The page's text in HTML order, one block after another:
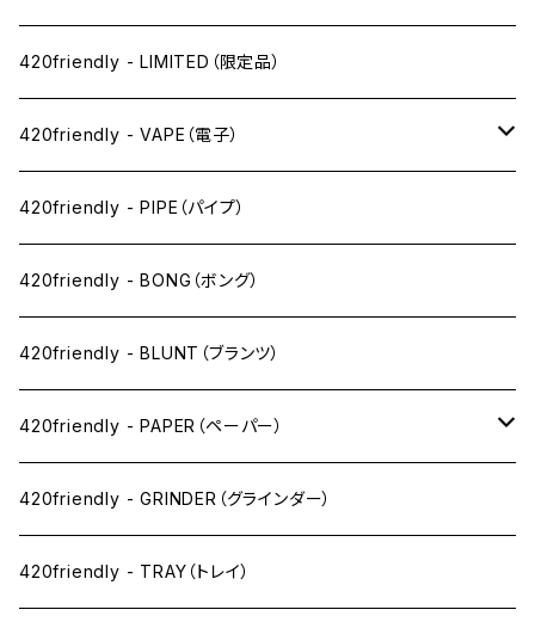
420friendly - LIMITED（限定品）
420friendly - VAPE（電子）
ペン下
ニコパフ系
ドライ系
ワックス系
420friendly - PIPE（パイプ）
420friendly - BONG（ボング）
420friendly - BLUNT（ブランツ）
420friendly - PAPER（ペーパー）
SW(シングルワイド）サイズ
1 1/4サイズ
420friendly - GRINDER（グラインダー）
420friendly - TRAY（トレイ）